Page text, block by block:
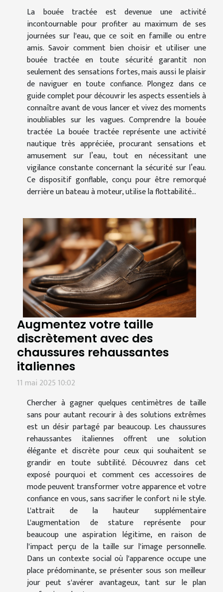
La bouée tractée est devenue une activité
incontournable pour profiter au maximum de ses
journées sur l'eau, que ce soit en famille ou entre
amis. Savoir comment bien choisir et utiliser une
bouée tractée en toute sécurité garantit non
seulement des sensations fortes, mais aussi le plaisir
de naviguer en toute confiance. Plongez dans ce
guide complet pour découvrir les aspects essentiels à
connaître avant de vous lancer et vivez des moments
inoubliables sur les vagues. Comprendre la bouée
tractée La bouée tractée représente une activité
nautique très appréciée, procurant sensations et
amusement sur l’eau, tout en nécessitant une
vigilance constante concernant la sécurité sur l’eau.
Ce dispositif gonflable, conçu pour être remorqué
derrière un bateau à moteur, utilise la flottabilité...
Augmentez votre taille
discrètement avec des
chaussures rehaussantes
italiennes
11 mai 2025 10:02
Chercher à gagner quelques centimètres de taille
sans pour autant recourir à des solutions extrêmes
est un désir partagé par beaucoup. Les chaussures
rehaussantes italiennes offrent une solution
élégante et discrète pour ceux qui souhaitent se
grandir en toute subtilité. Découvrez dans cet
exposé pourquoi et comment ces accessoires de
mode peuvent transformer votre apparence et votre
confiance en vous, sans sacrifier le confort ni le style.
L'attrait de la hauteur supplémentaire
L'augmentation de stature représente pour
beaucoup une aspiration légitime, en raison de
l'impact perçu de la taille sur l'image personnelle.
Dans un contexte social où l'apparence occupe une
place prédominante, se présenter sous son meilleur
jour peut s'avérer avantageux, tant sur le plan